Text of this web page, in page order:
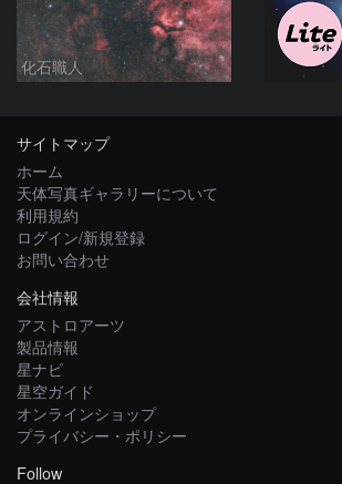
化石職人
サイトマップ
ホーム
天体写真ギャラリーについて
利用規約
ログイン/新規登録
お問い合わせ
会社情報
アストロアーツ
製品情報
星ナビ
星空ガイド
オンラインショップ
プライバシー・ポリシー
Follow